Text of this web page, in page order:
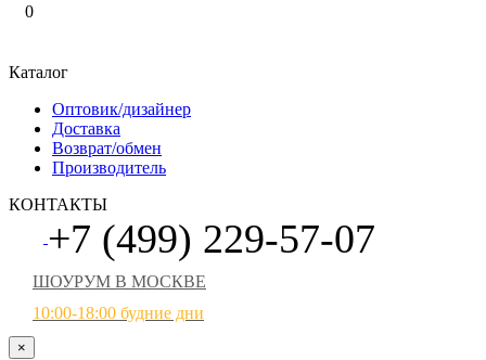
0
Каталог
Оптовик/дизайнер
Доставка
Возврат/обмен
Производитель
КОНТАКТЫ
+7 (499) 229-57-07
ШОУРУМ В МОСКВЕ
10:00-18:00 будние дни
×